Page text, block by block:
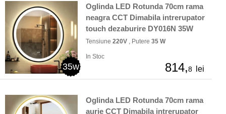
35w
Oglinda LED Rotunda 70cm rama
neagra CCT Dimabila intrerupator
touch dezaburire DY016N 35W
Tensiune 220V , Putere 35 W
In Stoc
814,8 lei
Oglinda LED Rotunda 70cm rama
aurie CCT Dimabila intrerupator